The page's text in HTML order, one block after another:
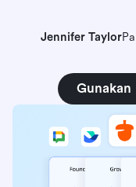
Jennifer Taylor
Gunakan